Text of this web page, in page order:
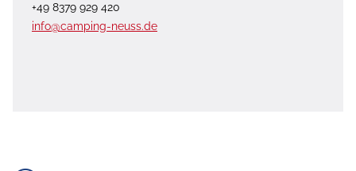
+49 8379 929 420
info@camping-neuss.de